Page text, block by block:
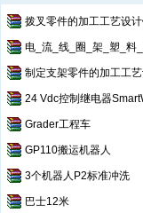
拨叉零件的加工工艺设
电_流_线_圈_架_塑_料
制定支架零件的加工工
24 Vdc控制继电器
Grader工程车
GP110搬运机器人
3个机器人P2标准冲洗
巴士12米